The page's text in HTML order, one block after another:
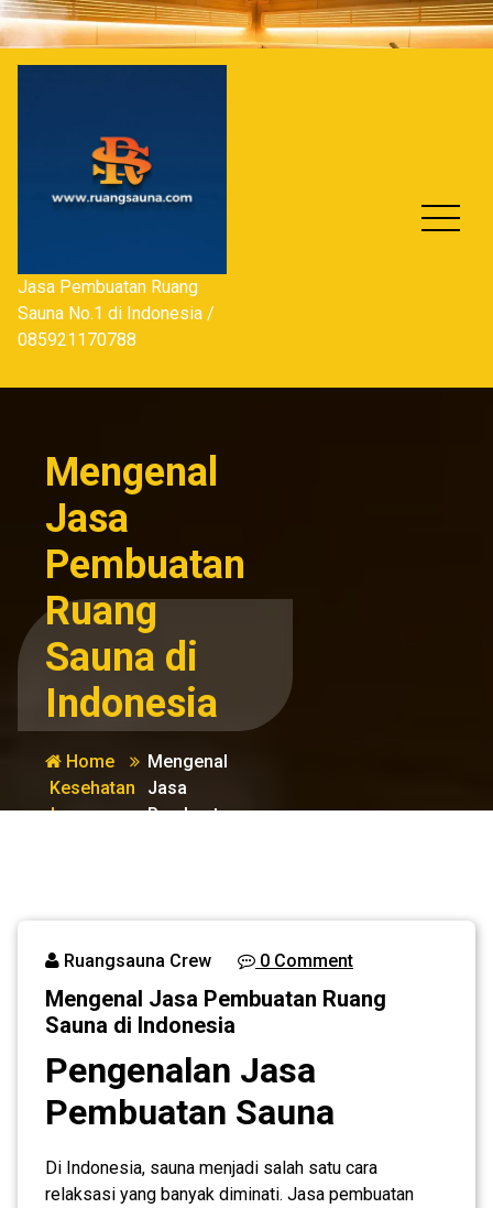
Skip
to
content
Jasa Pembuatan Ruang
Sauna No.1 di Indonesia /
085921170788
Mengenal
Jasa
Pembuatan
Ruang
Sauna di
Indonesia
Home
Kesehatan
dan
Mengenal
Jasa
Pembuatan
Ruangsauna Crew 0 Comment
Mengenal Jasa Pembuatan Ruang
Sauna di Indonesia
Pengenalan Jasa
Pembuatan Sauna
Di Indonesia, sauna menjadi salah satu cara
relaksasi yang banyak diminati. Jasa pembuatan